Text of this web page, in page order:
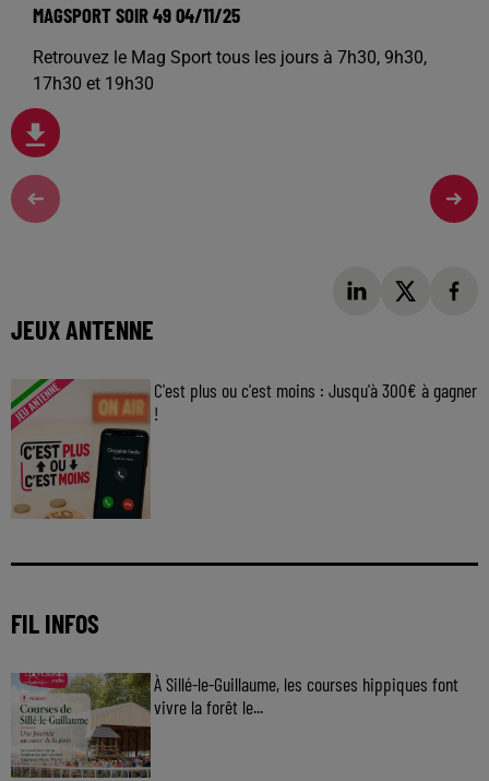
MAGSPORT SOIR 49 04/11/25
Retrouvez le Mag Sport tous les jours à 7h30, 9h30,
17h30 et 19h30
JEUX ANTENNE
C'est plus ou c'est moins : Jusqu'à 300€ à gagner
!
FIL INFOS
À Sillé-le-Guillaume, les courses hippiques font
vivre la forêt le...